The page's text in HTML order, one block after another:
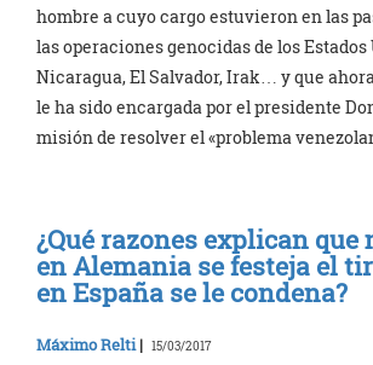
hombre a cuyo cargo estuvieron en las
las operaciones genocidas de los
Nicaragua, El Salvador, Irak… y que
le ha sido encargada por el presidente
misión de resolver el «problema
¿Qué razones explican
en Alemania se festeja el
en España se le condena?
Máximo Relti| 15/03/2017